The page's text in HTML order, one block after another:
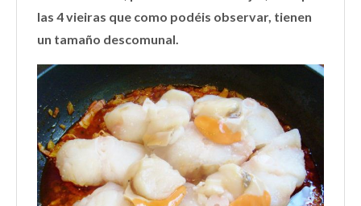
las 4 vieiras que como podéis observar, tienen
un tamaño descomunal.